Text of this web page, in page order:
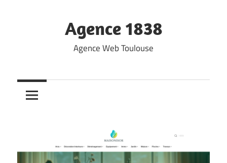
Agence 1838
Agence Web Toulouse